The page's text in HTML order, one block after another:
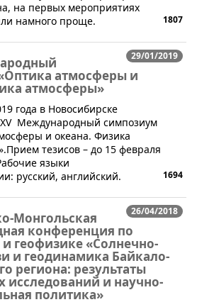
на первых мероприятиях
намного проще.
1807
29/01/2019
атмосферы и
атмосферы»
года в Новосибирске
Международный симпозиум
и океана. Физика
тезисов – до 15 февраля
языки
русский, английский.
1694
26/04/2018
Монгольская
конференция по
геофизике «Солнечно-
и геодинамика Байкало-
региона: результаты
исследований и научно-
политика»